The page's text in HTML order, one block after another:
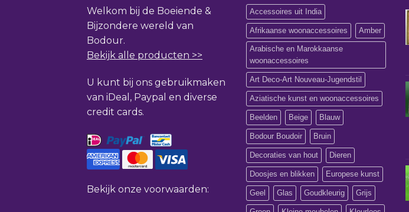
Welkom bij de Boeiende &
Bijzondere wereld van
Bodour.
Bekijk alle producten >>
U kunt bij ons gebruikmaken
van iDeal, Paypal en diverse
credit cards.
Bekijk onze voorwaarden:
Accessoires uit India
Afrikaanse woonaccessoires Amber
Arabische en Marokkaanse
woonaccessoires
Art Deco-Art Nouveau-Jugendstil
Aziatische kunst en woonaccessoires
Beelden Beige Blauw
Bodour Boudoir Bruin
Decoraties van hout Dieren
Doosjes en blikken Europese kunst
Geel Glas Goudkleurig Grijs